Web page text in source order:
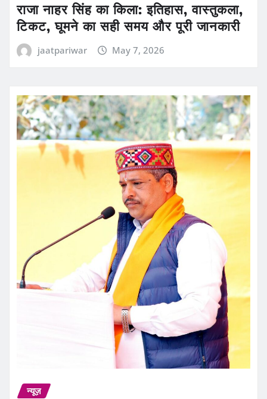
राजा नाहर सिंह का किला: इतिहास, वास्तुकला,
टिकट, घूमने का सही समय और पूरी जानकारी
jaatpariwar May 7, 2026
न्यूज़